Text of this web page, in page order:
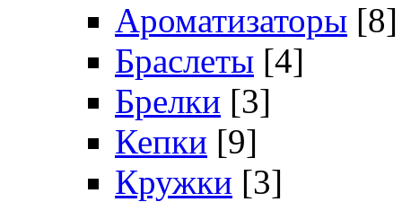
Ароматизаторы [8]
Браслеты [4]
Брелки [3]
Кепки [9]
Кружки [3]